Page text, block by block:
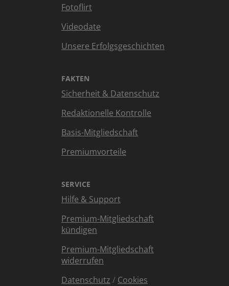
Fotoflirt
Videodate
Unsere Erfolgsgeschichten
FAKTEN
Sicherheit & Datenschutz
Redaktionelle Kontrolle
Basis-Mitgliedschaft
Premiumvorteile
SERVICE
Hilfe & Support
Premium-Mitgliedschaft
kündigen
Premium-Mitgliedschaft
widerrufen
Datenschutz / Cookies